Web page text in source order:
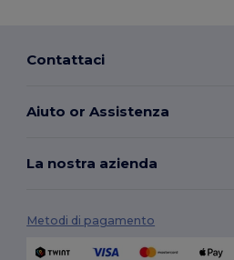
Contattaci
Aiuto or Assistenza
La nostra azienda
Metodi di pagamento